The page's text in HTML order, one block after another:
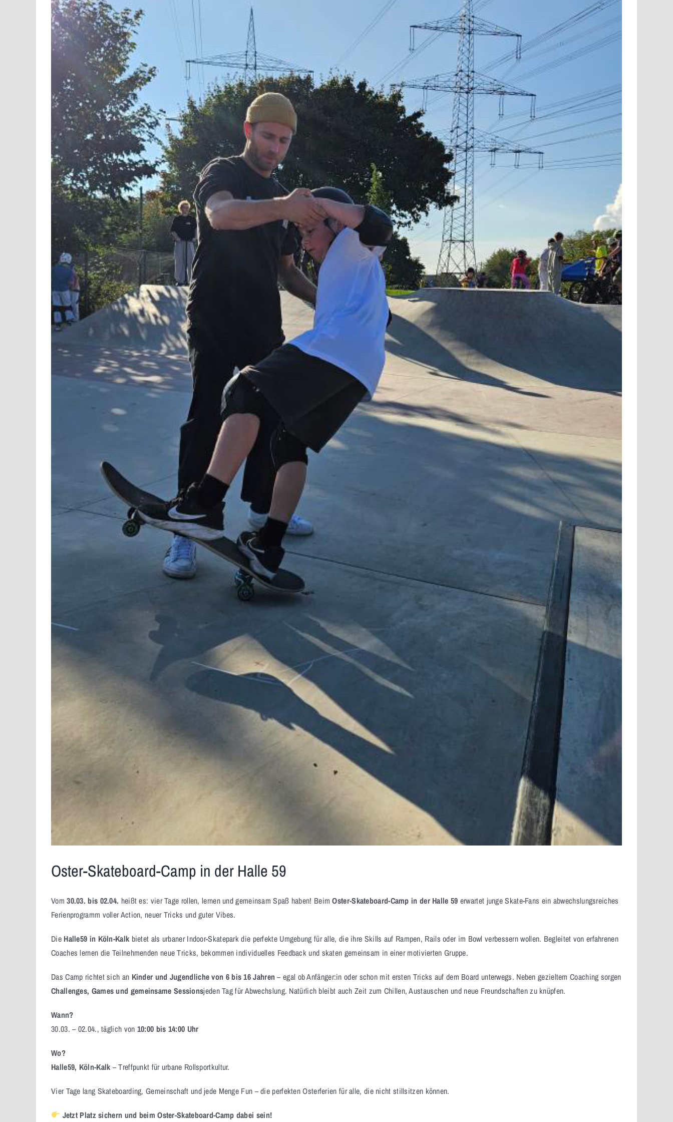
Oster-Skateboard-Camp in der Halle 59
Vom30.03. bis 02.04. heißt es: vier Tage rollen, lernen und gemeinsam Spaß haben! BeimOster-Skateboard-Camp in der Halle 59 erwartet junge Skate-Fans ein abwechslungsreiches
Ferienprogramm voller Action, neuer Tricks und guter Vibes.
Die Halle59 in Köln-Kalk bietet als urbaner Indoor-Skatepark die perfekte Umgebung für alle, die ihre Skills auf Rampen, Rails oder im Bowl verbessern wollen. Begleitet von erfahrenen
Coaches lernen die Teilnehmenden neue Tricks, bekommen individuelles Feedback und skaten gemeinsam in einer motivierten Gruppe.
Das Camp richtet sich an Kinder und Jugendliche von 6 bis 16 Jahren– egal ob Anfänger:in oder schon mit ersten Tricks auf dem Board unterwegs. Neben gezieltem Coaching sorgen
Challenges, Games und gemeinsame Sessionsjeden Tag für Abwechslung. Natürlich bleibt auch Zeit zum Chillen, Austauschen und neue Freundschaften zu knüpfen.
Wann?
30.03. – 02.04., täglich von 10:00 bis 14:00 Uhr
Wo?
Halle59, Köln-Kalk – Treffpunkt für urbane Rollsportkultur.
Vier Tage lang Skateboarding, Gemeinschaft und jede Menge Fun – die perfekten Osterferien für alle, die nicht stillsitzen können.
Jetzt Platz sichern und beim Oster-Skateboard-Camp dabei sein!